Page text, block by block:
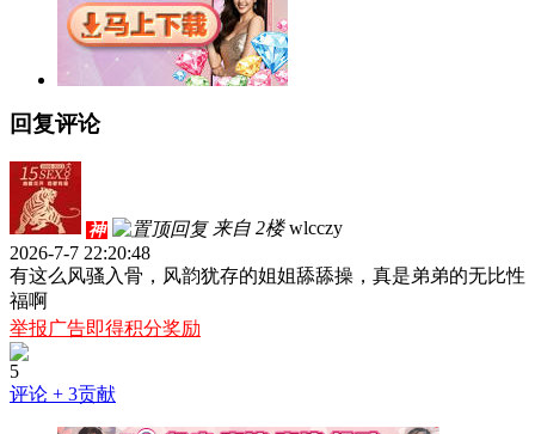
回复评论
神 来自 2楼 wlcczy
2026-7-7 22:20:48
有这么风骚入骨，风韵犹存的姐姐舔舔操，真是弟弟的无比性
福啊
举报广告即得积分奖励
5
评论 + 3贡献